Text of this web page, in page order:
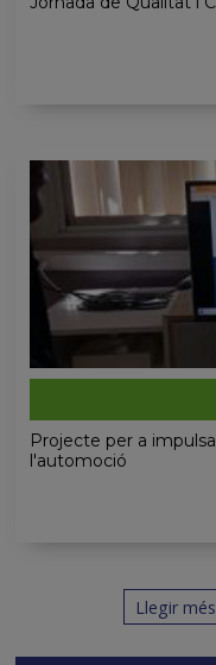
Projecte per a
l'automoció
Llegir